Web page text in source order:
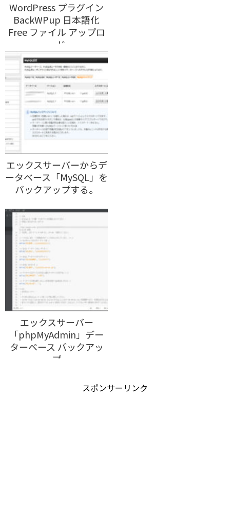
WordPress プラグイン
BackWPup 日本語化
Free ファイル アップロ
ード
エックスサーバーからデ
ータベース「MySQL」を
バックアップする。
エックスサーバー
「phpMyAdmin」デー
ターベース バックアッ
プ
スポンサーリンク